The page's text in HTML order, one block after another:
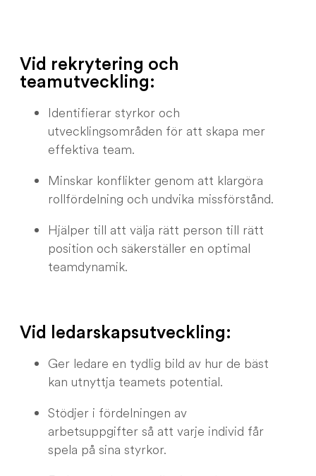
Vid rekrytering och
teamutveckling:
Identifierar styrkor och
utvecklingsområden för att skapa mer
effektiva team.
Minskar konflikter genom att klargöra
rollfördelning och undvika missförstånd.
Hjälper till att välja rätt person till rätt
position och säkerställer en optimal
teamdynamik.
Vid ledarskapsutveckling:
Ger ledare en tydlig bild av hur de bäst
kan utnyttja teamets potential.
Stödjer i fördelningen av
arbetsuppgifter så att varje individ får
spela på sina styrkor.